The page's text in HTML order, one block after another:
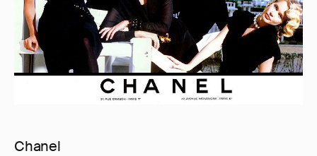
Chanel